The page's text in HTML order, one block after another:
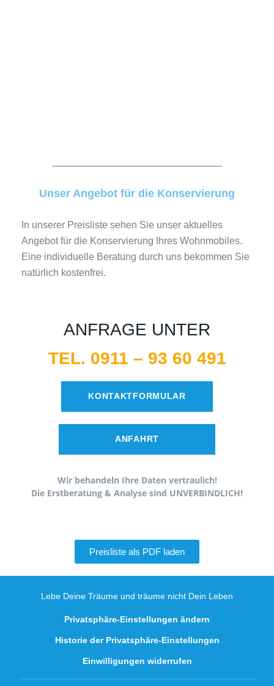
Unser Angebot für die Konservierung
In unserer Preisliste sehen Sie unser aktuelles
Angebot für die Konservierung Ihres Wohnmobiles.
Eine individuelle Beratung durch uns bekommen Sie
natürlich kostenfrei.
ANFRAGE UNTER
TEL. 0911 – 93 60 491​
KONTAKTFORMULAR
ANFAHRT
Wir behandeln Ihre Daten vertraulich!
Die Erstberatung & Analyse sind UNVERBINDLICH!
Preisliste als PDF laden
Lebe Deine Träume und träume nicht Dein Leben
Privatsphäre-Einstellungen ändern
Historie der Privatsphäre-Einstellungen
Einwilligungen widerrufen